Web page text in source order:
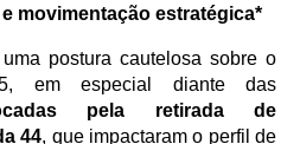
movimentação estratégica*
postura cautelosa sobre o
pela retirada de
44, que impactaram o perfil de